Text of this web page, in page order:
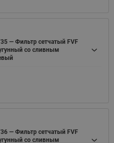
— Фильтр сетчатый FVF
со сливным
— Фильтр сетчатый FVF
со сливным